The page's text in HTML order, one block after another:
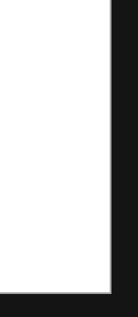
oferty naszego